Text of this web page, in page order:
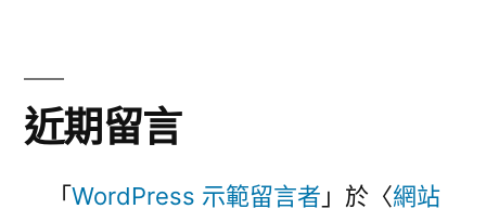
近期留言
「WordPress 示範留言者 」於〈網站